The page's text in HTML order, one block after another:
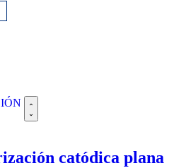
catódica plana